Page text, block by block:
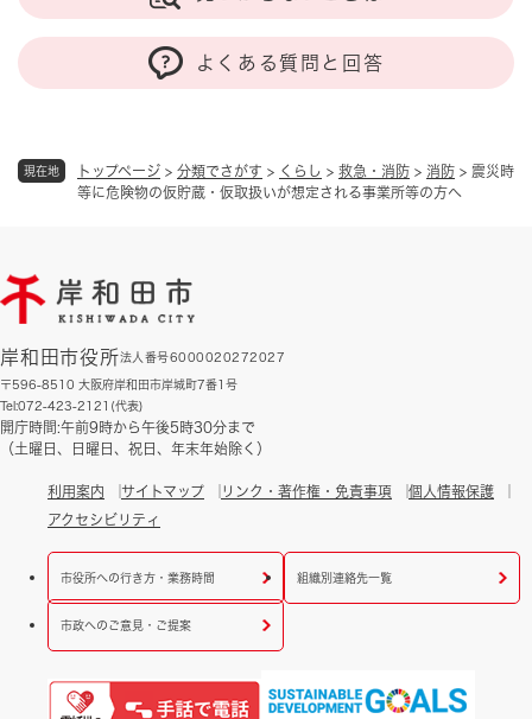
現在地 トップページ > 分類でさがす > くらし > 救急・消防 > 消防 > 震災時
等に危険物の仮貯蔵・仮取扱いが想定される事業所等の方へ
よくある質問と回答
岸和田市役所法人番号6000020272027
〒596-8510 大阪府岸和田市岸城町7番1号
Tel:072-423-2121(代表)
開庁時間:午前9時から午後5時30分まで
（土曜日、日曜日、祝日、年末年始除く）
利用案内 サイトマップ リンク・著作権・免責事項
個人情報保護
アクセシビリティ
市役所への行き方・業務時間 組織別連絡先一覧
市政へのご意見・ご提案